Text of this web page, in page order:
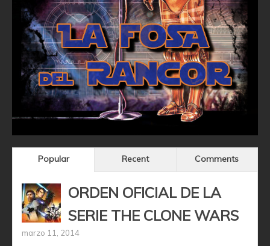
Popular Recent Comments
ORDEN OFICIAL DE LA
SERIE THE CLONE WARS
marzo 11, 2014